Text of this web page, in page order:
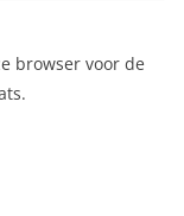
browser voor de